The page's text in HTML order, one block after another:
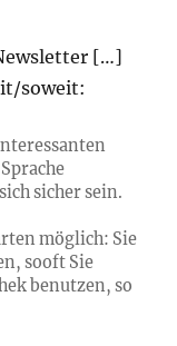
[…]
soweit:
sicher sein.
möglich: Sie
sooft Sie
benutzen, so